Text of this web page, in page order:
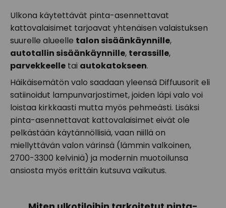
Ulkona käytettävät pinta-asennettavat
kattovalaisimet tarjoavat yhtenäisen valaistuksen
suurelle alueelle talon sisäänkäynnille,
autotallin sisäänkäynnille, terassille,
parvekkeelle tai autokatokseen.
Häikäisemätön valo saadaan yleensä Diffuusorit eli
satiinoidut lampunvarjostimet, joiden läpi valo voi
loistaa kirkkaasti mutta myös pehmeästi. Lisäksi
pinta-asennettavat kattovalaisimet eivät ole
pelkästään käytännöllisiä, vaan niillä on
miellyttävän valon värinsä (lämmin valkoinen,
2700-3300 kelviniä) ja modernin muotoilunsa
ansiosta myös erittäin kutsuva vaikutus.